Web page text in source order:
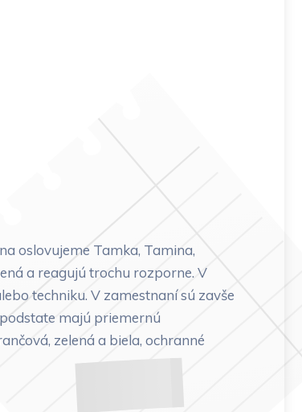
oslovujeme Tamka, Tamina,
a reagujú trochu rozporne. V
techniku. V zamestnaní sú zavše
majú priemernú
zelená a biela, ochranné